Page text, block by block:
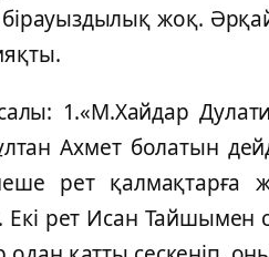
жоқ.
1.«М.Хайдар Дулати
Ахмет болатын
рет қалмақтарға
рет Исан Тайшымен